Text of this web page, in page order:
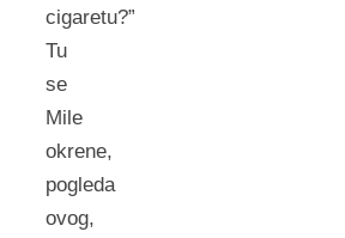
cigaretu?”
Tu
se
Mile
okrene,
pogleda
ovog,